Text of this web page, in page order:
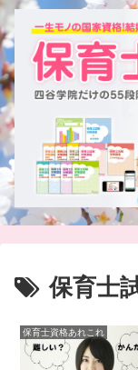
保育士
保育士資格あれこれ